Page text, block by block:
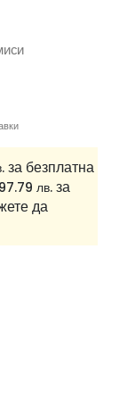
за безплатна
лв.за
да